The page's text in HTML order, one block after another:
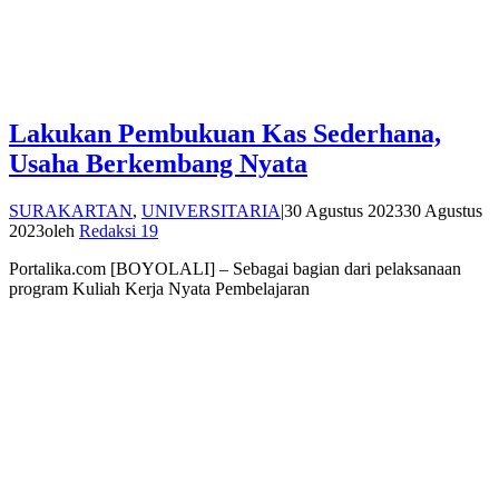
Lakukan Pembukuan Kas Sederhana,
Usaha Berkembang Nyata
SURAKARTAN, UNIVERSITARIA|30 Agustus 202330 Agustus
2023oleh Redaksi 19
Portalika.com [BOYOLALI] – Sebagai bagian dari pelaksanaan
program Kuliah Kerja Nyata Pembelajaran